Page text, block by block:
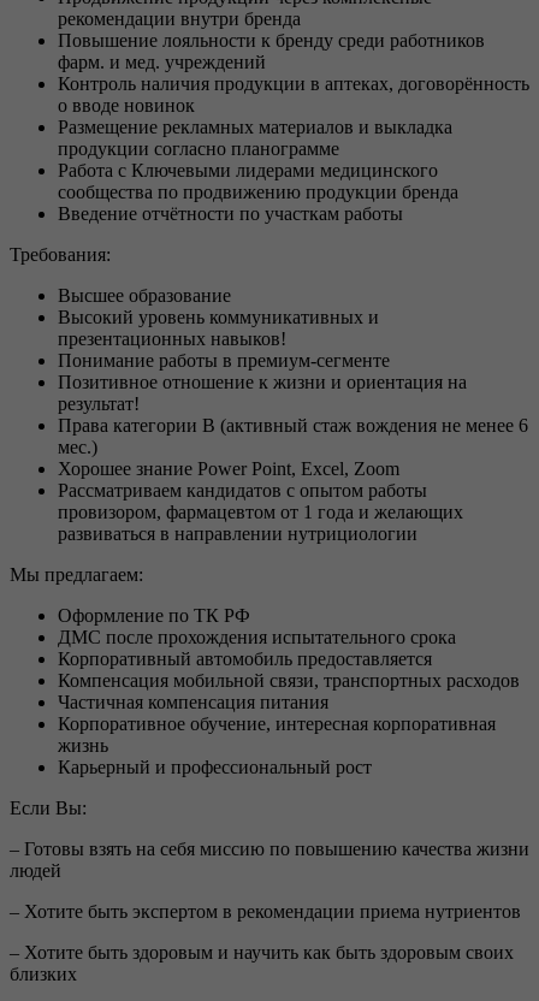
рекомендации внутри бренда
Повышение лояльности к бренду среди работников
фарм. и мед. учреждений
Контроль наличия продукции в аптеках, договорённость
о вводе новинок
Размещение рекламных материалов и выкладка
продукции согласно планограмме
Работа с Ключевыми лидерами медицинского
сообщества по продвижению продукции бренда
Введение отчётности по участкам работы
Требования:
Высшее образование
Высокий уровень коммуникативных и
презентационных навыков!
Понимание работы в премиум-сегменте
Позитивное отношение к жизни и ориентация на
результат!
Права категории В (активный стаж вождения не менее 6
мес.)
Хорошее знание Power Point, Excel, Zoom
Рассматриваем кандидатов с опытом работы
провизором, фармацевтом от 1 года и желающих
развиваться в направлении нутрициологии
Мы предлагаем:
Оформление по ТК РФ
ДМС после прохождения испытательного срока
Корпоративный автомобиль предоставляется
Компенсация мобильной связи, транспортных расходов
Частичная компенсация питания
Корпоративное обучение, интересная корпоративная
жизнь
Карьерный и профессиональный рост
Если Вы:
– Готовы взять на себя миссию по повышению качества жизни
людей
– Хотите быть экспертом в рекомендации приема нутриентов
– Хотите быть здоровым и научить как быть здоровым своих
близких